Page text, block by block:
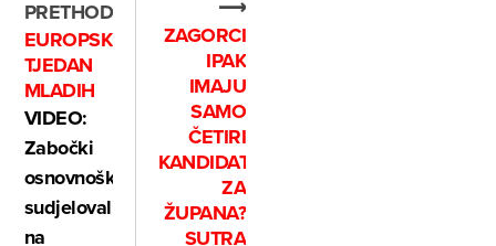
PRETHODNO
EUROPSKI
TJEDAN
MLADIH
VIDEO:
Zabočki
osnovnoškolci
sudjelovali
na
⟶
ZAGORCI
IPAK
IMAJU
SAMO
ČETIRI
KANDIDATA
ZA
ŽUPANA?
SUTRA